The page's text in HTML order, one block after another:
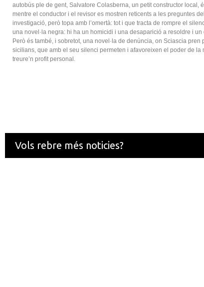
autobús ple de gent, Salvatore Colasberna, un petit constructor local,
mentre el conductor i el revisor es mostren reticents a les preguntes
investigació, però topa amb l’omertà: tot i que tracta de rompre el
una novel·la negra: hi ha un homicidi i una desaparició a resoldre i
Però és també, i sobretot, una novel·la de denúncia, on Sciascia
sicilians, que amb el seu silenci permeten i afavoreixen el poder de
treure’n profit personal.
Vols rebre més noticies?